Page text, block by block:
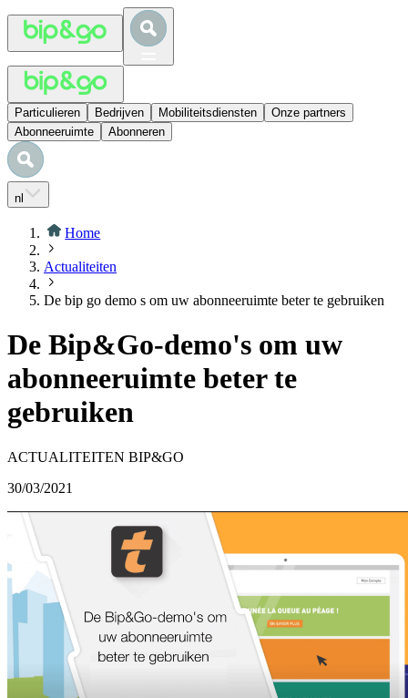
Particulieren Bedrijven Mobiliteitsdiensten
Onze partners
Abonneeruimte
Abonneren
nl
Home
Actualiteiten
De bip go demo s om uw abonneeruimte beter te gebruiken
De Bip&Go-demo's om uw
abonneeruimte beter te
gebruiken
ACTUALITEITEN BIP&GO
30/03/2021